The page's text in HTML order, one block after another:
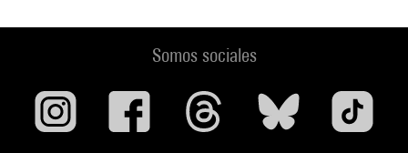
Somos sociales